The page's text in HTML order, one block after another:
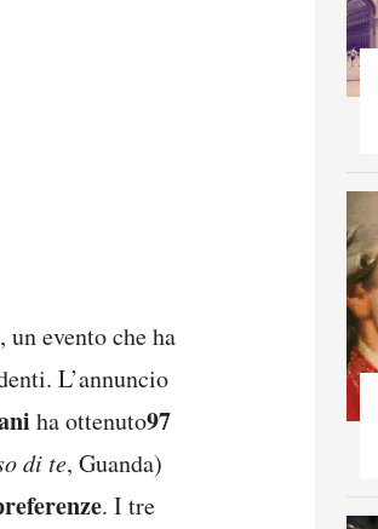
, un evento che ha
L’annuncio
ha ottenuto97
di te, Guanda)
. I tre